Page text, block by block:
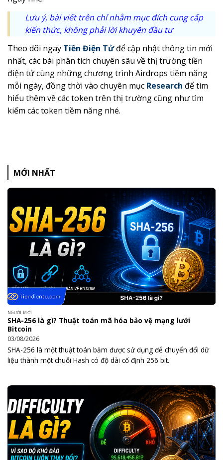
Lưu ý, bài viết trên chỉ nhằm mục đích cung cấp
kiến thức, không phải lời khuyên đầu tư
Theo dõi ngay Tiền Điện Tửđể cập nhật thông tin mới
nhất, các bài phân tích chuyên sâu về thị trường tiền
điện tử cùng những chương trình Airdrops tiềm năng
mỗi ngày, đồng thời vào chuyên mục Research để tìm
hiểu thêm về các token trên thị trường cũng như tìm
kiếm các token tiềm năng nhé.
MỚI NHẤT
NGƯỜI MỚI
SHA-256 là gì? Thuật toán mã hóa bảo vệ mạng lưới
Bitcoin
03/08/2026
SHA-256 là một thuật toán băm được sử dụng để chuyển đổi dữ
liệu thành một chuỗi Hash có độ dài cố định 256 bit.